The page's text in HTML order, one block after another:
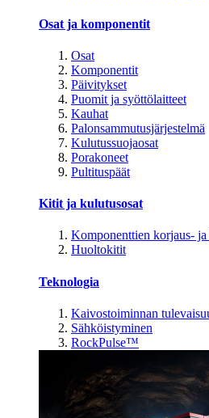
Osat ja komponentit
Osat
Komponentit
Päivitykset
Puomit ja syöttölaitteet
Kauhat
Palonsammutusjärjestelmä
Kulutussuojaosat
Porakoneet
Pultituspäät
Kitit ja kulutusosat
Komponenttien korjaus-
Huoltokitit
Teknologia
Kaivostoiminnan
Sähköistyminen
RockPulse™